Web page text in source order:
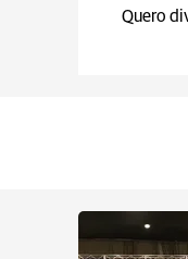
Quero